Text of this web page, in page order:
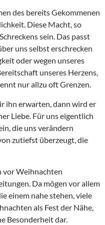
des bereits Gekommenen
Diese Macht, so
sein. Das passt
uns selbst erschrecken
oder wegen unseres
unseres Herzens,
nur allzu oft Grenzen.
ihn erwarten, dann wird er
Liebe. Für uns eigentlich
die uns verändern
zutiefst überzeugt, die
vor Weihnachten
Da mögen vor allem
einem nahe stehen, viele
als Fest der Nähe,
Besonderheit dar.